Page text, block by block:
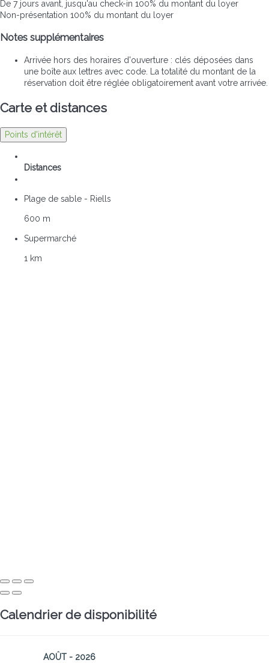
De 7 jours avant, jusqu'au check-in 100% du montant du loyer
Non-présentation 100% du montant du loyer
Notes supplémentaires
Arrivée hors des horaires d'ouverture : clés déposées dans
une boîte aux lettres avec code. La totalité du montant de la
réservation doit être réglée obligatoirement avant votre arrivée.
Carte et distances
Points d'intérêt
Distances
Plage de sable - Riells
600 m
Supermarché
1 km
Calendrier de disponibilité
AOÛT - 2026